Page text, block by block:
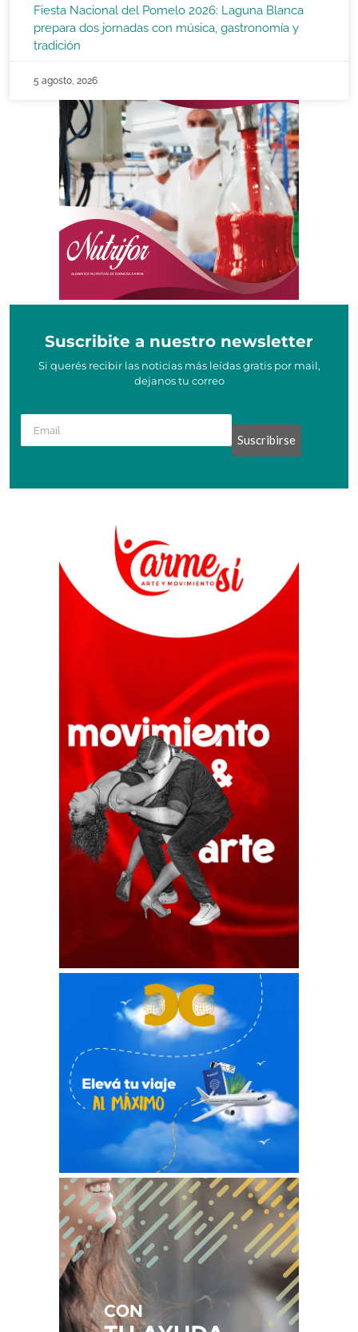
Fiesta Nacional del Pomelo 2026: Laguna Blanca
prepara dos jornadas con música, gastronomía y
tradición
5 agosto, 2026
Suscribite a nuestro newsletter
Si querés recibir las noticias más leídas gratis por mail,
dejanos tu correo
Suscribirse